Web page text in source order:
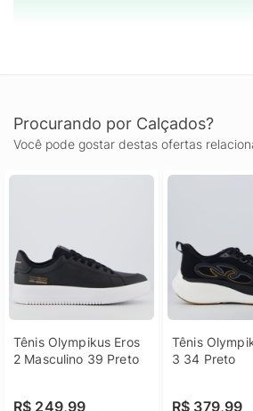
Procurando por Calçados?
Você pode gostar destas ofertas
Tênis Olympikus Eros
2 Masculino 39 Preto
R$ 249,99
Tênis
3 34 Preto
R$ 379,99